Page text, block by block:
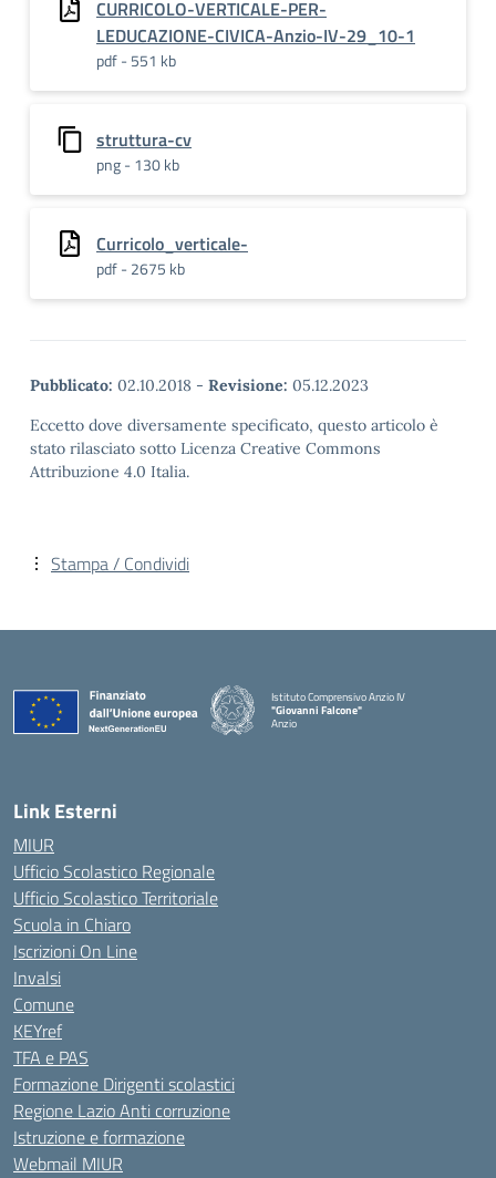
CURRICOLO-VERTICALE-PER-
LEDUCAZIONE-CIVICA-Anzio-IV-29_10-1
pdf - 551 kb
struttura-cv
png - 130 kb
Curricolo_verticale-
pdf - 2675 kb
Pubblicato: 02.10.2018 - Revisione: 05.12.2023
Eccetto dove diversamente specificato, questo articolo è
stato rilasciato sotto Licenza Creative Commons
Attribuzione 4.0 Italia.
Stampa / Condividi
Istituto Comprensivo Anzio IV
"Giovanni Falcone"
Anzio
Link Esterni
MIUR
Ufficio Scolastico Regionale
Ufficio Scolastico Territoriale
Scuola in Chiaro
Iscrizioni On Line
Invalsi
Comune
KEYref
TFA e PAS
Formazione Dirigenti scolastici
Regione Lazio Anti corruzione
Istruzione e formazione
Webmail MIUR